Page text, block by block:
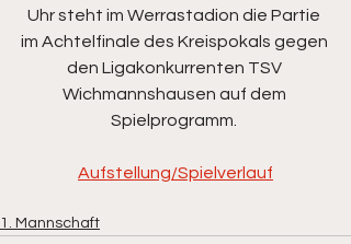
Uhr steht im Werrastadion die Partie
im Achtelfinale des Kreispokals gegen
den Ligakonkurrenten TSV
Wichmannshausen auf dem
Spielprogramm.
Aufstellung/Spielverlauf
1. Mannschaft